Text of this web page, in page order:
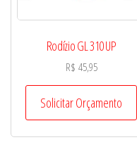
Rodízio GL 310 UP
R$ 45,95
Solicitar Orçamento